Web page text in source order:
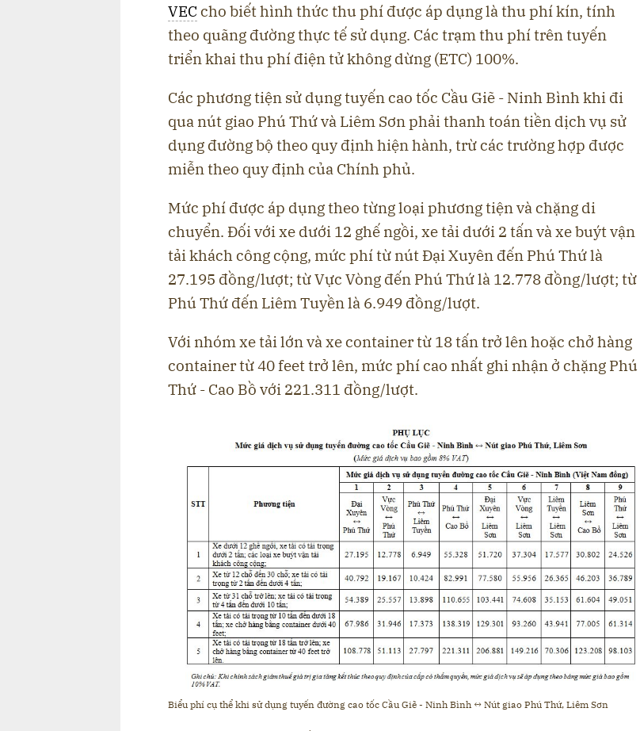
VEC cho biết hình thức thu phí được áp dụng là thu phí kín, tính
theo quãng đường thực tế sử dụng. Các trạm thu phí trên tuyến
triển khai thu phí điện tử không dừng (ETC) 100%.
Các phương tiện sử dụng tuyến cao tốc Cầu Giẽ - Ninh Bình khi đi
qua nút giao Phú Thứ và Liêm Sơn phải thanh toán tiền dịch vụ sử
dụng đường bộ theo quy định hiện hành, trừ các trường hợp được
miễn theo quy định của Chính phủ.
Mức phí được áp dụng theo từng loại phương tiện và chặng di
chuyển. Đối với xe dưới 12 ghế ngồi, xe tải dưới 2 tấn và xe buýt vận
tải khách công cộng, mức phí từ nút Đại Xuyên đến Phú Thứ là
27.195 đồng/lượt; từ Vực Vòng đến Phú Thứ là 12.778 đồng/lượt; từ
Phú Thứ đến Liêm Tuyền là 6.949 đồng/lượt.
Với nhóm xe tải lớn và xe container từ 18 tấn trở lên hoặc chở hàng
container từ 40 feet trở lên, mức phí cao nhất ghi nhận ở chặng Phú
Thứ - Cao Bồ với 221.311 đồng/lượt.
Biểu phí cụ thể khi sử dụng tuyến đường cao tốc Cầu Giẽ - Ninh Bình ↔ Nút giao Phú Thứ, Liêm Sơn